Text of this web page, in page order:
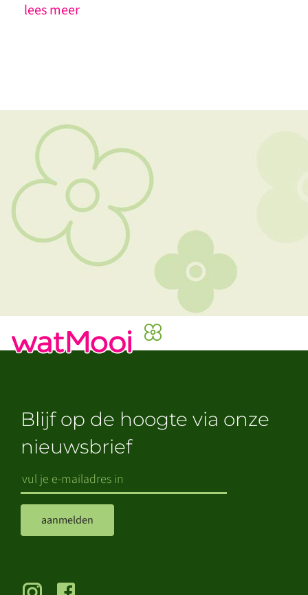
lees meer
Blijf op de hoogte via onze
nieuwsbrief
aanmelden